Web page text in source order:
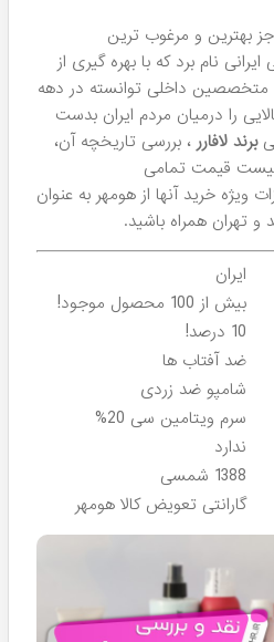
شامپو ضد ریزش ماینوکسی
لافارر مخصوص موهای معمولی
و نازک
۱,۴۹۵,۰۰۰
حجم
پرفروش ترین!
شامپو روزانه مخصوص موهای
معمولی و نازک لافارر -
Lafarrerr
۸۷۶,۰۰۰